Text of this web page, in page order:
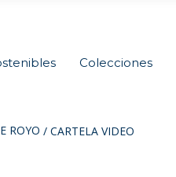
Colecciones
ROYO / CARTELA VIDEO